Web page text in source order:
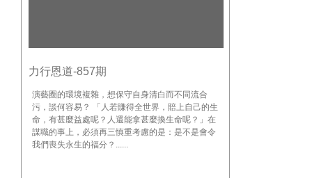
力行恩道-857期
演藝圈的環境複雜，想保守自身清白而不同流合
污，談何容易？ 「人若賺得全世界，賠上自己的生
命，有甚麼益處呢？人還能拿甚麼換生命呢？」在
謀職的事上，必須再三慎重考慮的是：是不是會令
我們喪失永生的福分？......